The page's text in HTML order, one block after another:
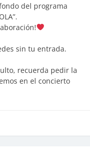
del programa
sin tu entrada.
recuerda pedir la
en el concierto